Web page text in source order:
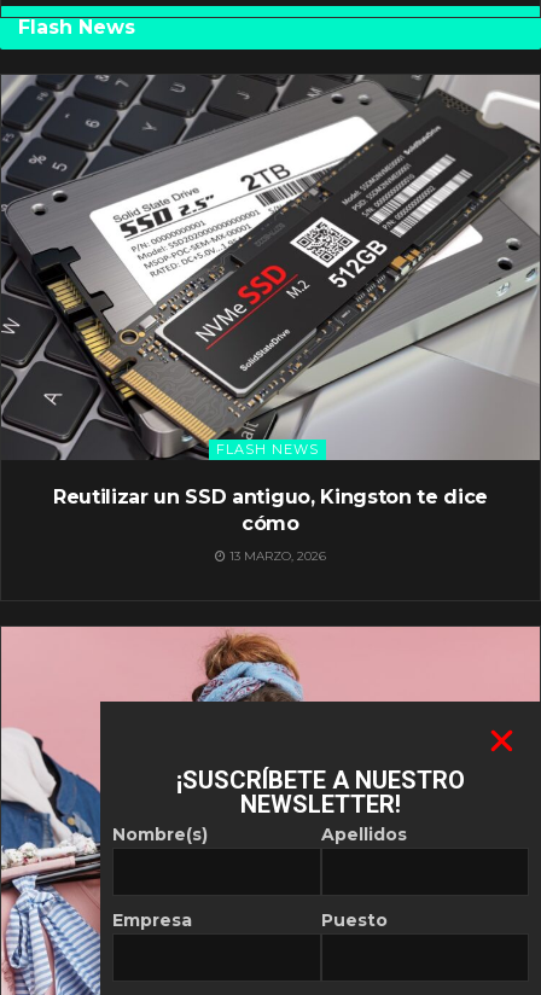
Flash News
FLASH NEWS
Reutilizar un SSD antiguo, Kingston te dice
cómo
13 MARZO, 2026
¡SUSCRÍBETE A NUESTRO
NEWSLETTER!
Nombre(s)
Empresa
Apellidos
Puesto